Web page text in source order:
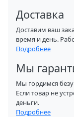
Доставка
Доставим ваш
время и день.
Подробнее
Мы
Мы гордимся
Если товар не
деньги.
Подробнее